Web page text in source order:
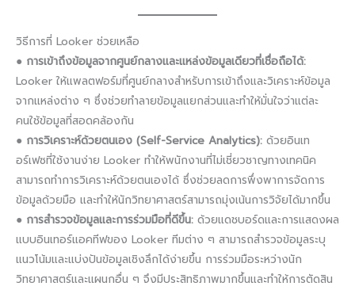
วิธีการที่ Looker ช่วยเหลือ
● การเข้าถึงข้อมูลจากศูนย์กลางและแหล่งข้อมูลเดียวที่เชื่อถือได้:
Looker ให้แพลตฟอร์มที่ศูนย์กลางสำหรับการเข้าถึงและวิเคราะห์ข้อมูล
จากแหล่งต่าง ๆ ซึ่งช่วยทำลายข้อมูลแยกส่วนและทำให้มั่นใจว่าแต่ละ
คนใช้ข้อมูลที่สอดคล้องกัน
● การวิเคราะห์ด้วยตนเอง (Self-Service Analytics): ด้วยอินเท
อร์เฟซที่ใช้งานง่าย Looker ทำให้พนักงานที่ไม่เชี่ยวชาญทางเทคนิค
สามารถทำการวิเคราะห์ด้วยตนเองได้ ซึ่งช่วยลดการพึ่งพาการจัดการ
ข้อมูลด้วยมือ และทำให้นักวิทยาศาสตร์สามารถมุ่งเน้นการวิจัยได้มากขึ้น
● การสำรวจข้อมูลและการร่วมมือที่ดีขึ้น: ด้วยแดชบอร์ดและการแสดงผล
แบบอินเทอร์แอคทีฟของ Looker ทีมต่าง ๆ สามารถสำรวจข้อมูลระบุ
แนวโน้มและแบ่งปันข้อมูลเชิงลึกได้ง่ายขึ้น การร่วมมือระหว่างนัก
วิทยาศาสตร์และแผนกอื่น ๆ จึงมีประสิทธิภาพมากขึ้นและทำให้การตัดสิน